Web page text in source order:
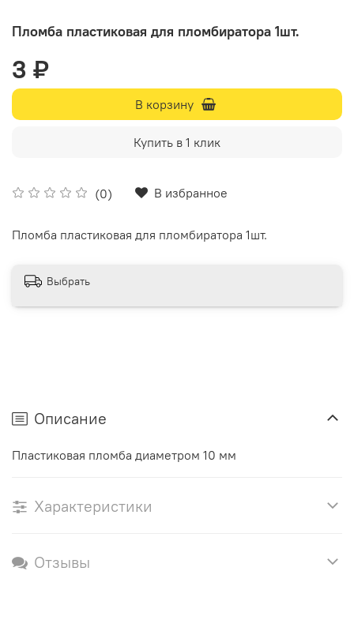
Пломба пластиковая для пломбиратора 1шт.
(0) В избранное
3 ₽
В корзину
Купить в 1 клик
Пломба пластиковая для пломбиратора 1шт.
Выбрать
Описание
Пластиковая пломба диаметром 10 мм
Характеристики
Отзывы